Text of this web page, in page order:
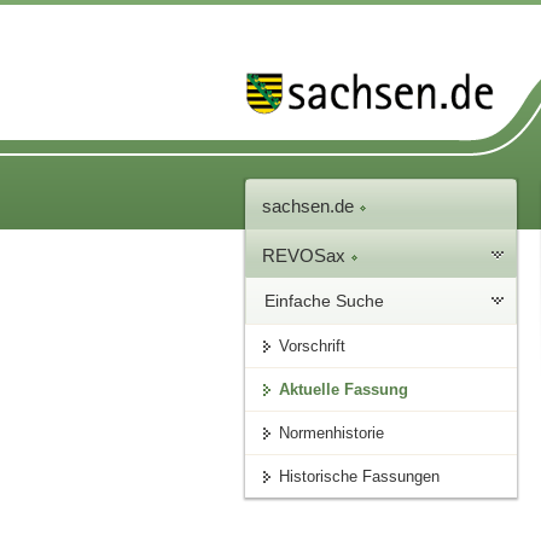
sachsen.de
REVOSax
Einfache Suche
Vorschrift
Aktuelle Fassung
Normenhistorie
Historische Fassungen